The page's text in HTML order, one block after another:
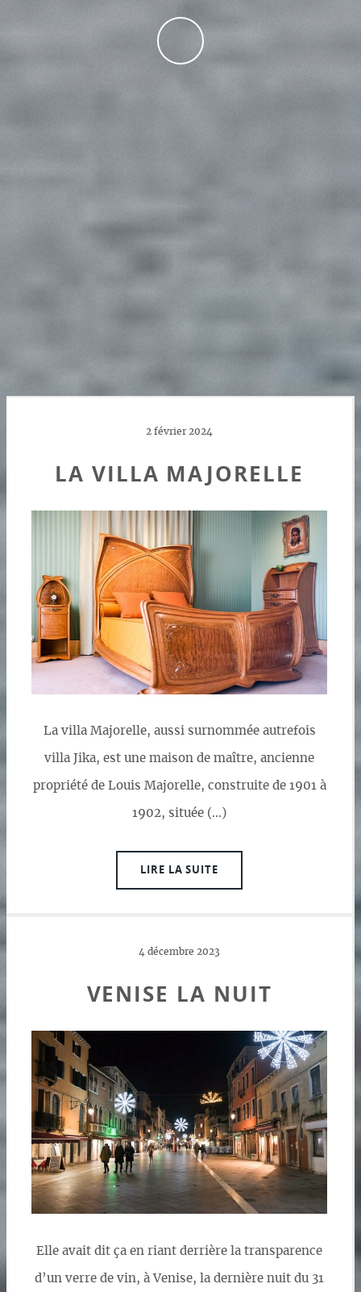
2 février 2024
LA VILLA MAJORELLE
La villa Majorelle, aussi surnommée autrefois
villa Jika, est une maison de maître, ancienne
propriété de Louis Majorelle, construite de 1901 à
1902, située (…)
LIRE LA SUITE
4 décembre 2023
VENISE LA NUIT
Elle avait dit ça en riant derrière la transparence
d’un verre de vin, à Venise, la dernière nuit du 31